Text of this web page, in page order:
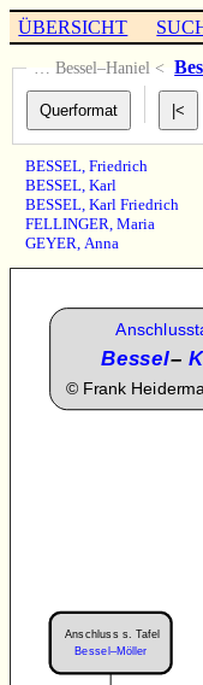
ÜBERSICHT
… Bessel–Haniel <
BESSEL,Friedrich
BESSEL,Karl
BESSEL,Karl Friedrich
FELLINGER,Maria
GEYER,Anna
Bessel–
© Frank
Anschluss s. Tafel
Bessel–Möller